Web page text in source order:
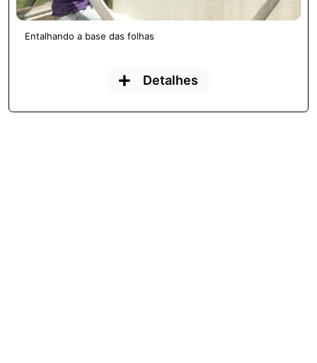
Entalhando a base das folhas
Detalhes